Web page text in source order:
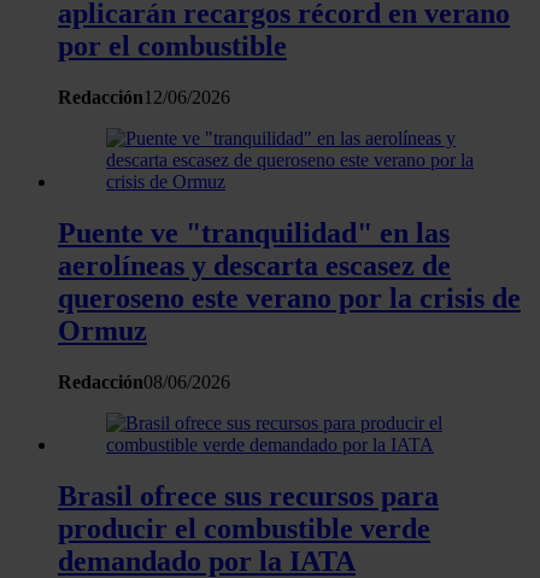
momento en la Declaración de cookies.
Las cookies de este sitio web se usan para personalizar el
contenido y los anuncios, ofrecer funciones de redes
uso que haga del sitio web con nuestros partners de redes
sociales, publicidad y análisis web, quienes pueden
recopilado a partir del uso que haya hecho de sus servicios.
aplicarán recargos récord en verano
por el combustible
Redacción12/06/2026
Puente ve "tranquilidad" en las
aerolíneas y descarta escasez de
queroseno este verano por la crisis de
Ormuz
Redacción08/06/2026
Brasil ofrece sus recursos para
producir el combustible verde
demandado por la IATA